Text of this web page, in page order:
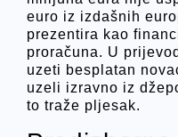
euro iz izdašnih
prezentira kao
proračuna. U
uzeti besplatan
uzeli izravno iz
to traže pljesak.